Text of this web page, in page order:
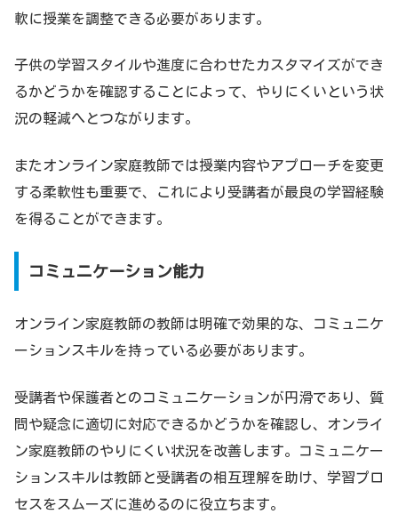
軟に授業を調整できる必要があります。
子供の学習スタイルや進度に合わせたカスタマイズができ
るかどうかを確認することによって、やりにくいという状
況の軽減へとつながります。
またオンライン家庭教師では授業内容やアプローチを変更
する柔軟性も重要で、これにより受講者が最良の学習経験
を得ることができます。
コミュニケーション能力
オンライン家庭教師の教師は明確で効果的な、コミュニケ
ーションスキルを持っている必要があります。
受講者や保護者とのコミュニケーションが円滑であり、質
問や疑念に適切に対応できるかどうかを確認し、オンライ
ン家庭教師のやりにくい状況を改善します。コミュニケー
ションスキルは教師と受講者の相互理解を助け、学習プロ
セスをスムーズに進めるのに役立ちます。